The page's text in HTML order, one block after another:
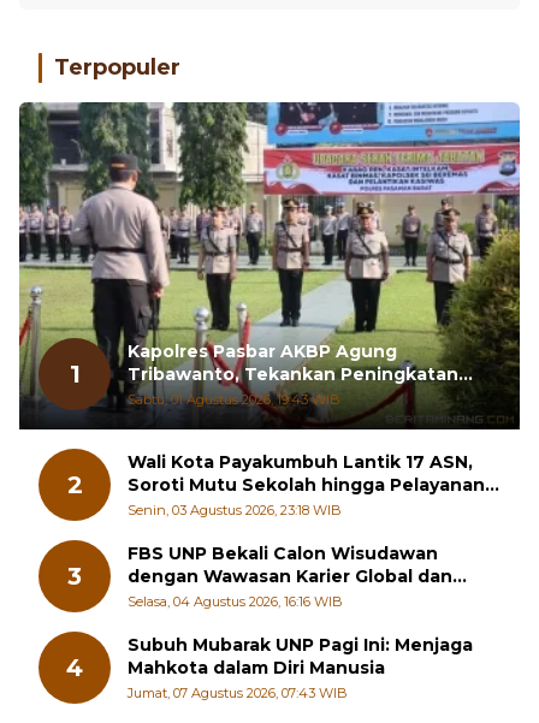
Terpopuler
1
Kapolres Pasbar AKBP Agung
Tribawanto, Tekankan Peningkatan
Pelayanan dan Sinergi dengan
Masyarakat
Sabtu, 01 Agustus 2026, 19:43 WIB
2
Wali Kota Payakumbuh Lantik 17 ASN,
Soroti Mutu Sekolah hingga Pelayanan
RSUD
Senin, 03 Agustus 2026, 23:18 WIB
3
FBS UNP Bekali Calon Wisudawan
dengan Wawasan Karier Global dan
Kewirausahaan Kreatif
Selasa, 04 Agustus 2026, 16:16 WIB
4
Subuh Mubarak UNP Pagi Ini: Menjaga
Mahkota dalam Diri Manusia
Jumat, 07 Agustus 2026, 07:43 WIB